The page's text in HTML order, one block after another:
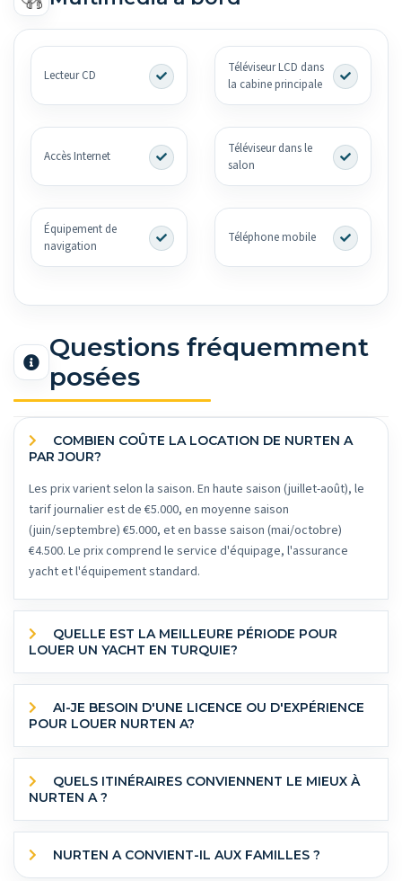
Lecteur CD
Téléviseur LCD dans
la cabine principale
Accès Internet
Téléviseur dans le
salon
Équipement de
navigation
Téléphone mobile
Questions fréquemment
posées
PAR JOUR?
Les prix varient selon la saison. En haute saison (juillet-août), le
tarif journalier est de €5.000, en moyenne saison
(juin/septembre) €5.000, et en basse saison (mai/octobre)
€4.500. Le prix comprend le service d'équipage, l'assurance
yacht et l'équipement standard.
LOUER UN YACHT EN TURQUIE?
POUR LOUER NURTEN A?
NURTEN A ?
NURTEN A CONVIENT-IL AUX FAMILLES ?